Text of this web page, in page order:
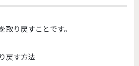
取り戻すことです。
戻す方法